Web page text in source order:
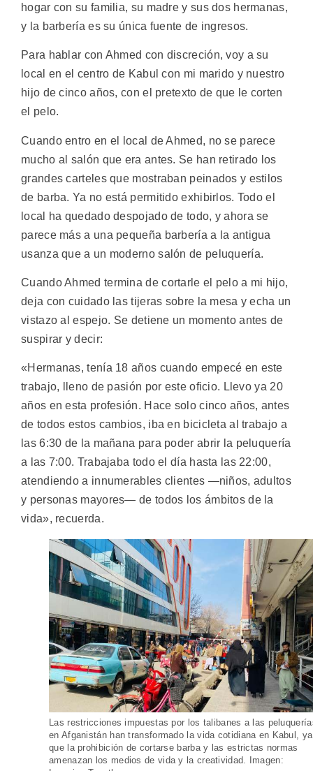
hogar con su familia, su madre y sus dos hermanas,
y la barbería es su única fuente de ingresos.
Para hablar con Ahmed con discreción, voy a su
local en el centro de Kabul con mi marido y nuestro
hijo de cinco años, con el pretexto de que le corten
el pelo.
Cuando entro en el local de Ahmed, no se parece
mucho al salón que era antes. Se han retirado los
grandes carteles que mostraban peinados y estilos
de barba. Ya no está permitido exhibirlos. Todo el
local ha quedado despojado de todo, y ahora se
parece más a una pequeña barbería a la antigua
usanza que a un moderno salón de peluquería.
Cuando Ahmed termina de cortarle el pelo a mi hijo,
deja con cuidado las tijeras sobre la mesa y echa un
vistazo al espejo. Se detiene un momento antes de
suspirar y decir:
«Hermanas, tenía 18 años cuando empecé en este
trabajo, lleno de pasión por este oficio. Llevo ya 20
años en esta profesión. Hace solo cinco años, antes
de todos estos cambios, iba en bicicleta al trabajo a
las 6:30 de la mañana para poder abrir la peluquería
a las 7:00. Trabajaba todo el día hasta las 22:00,
atendiendo a innumerables clientes —niños, adultos
y personas mayores— de todos los ámbitos de la
vida», recuerda.
Las restricciones impuestas por los talibanes a las
en Afganistán han transformado la vida cotidiana en Kabul, ya
que la prohibición de cortarse barba y las estrictas normas
amenazan los medios de vida y la creatividad. Imagen: